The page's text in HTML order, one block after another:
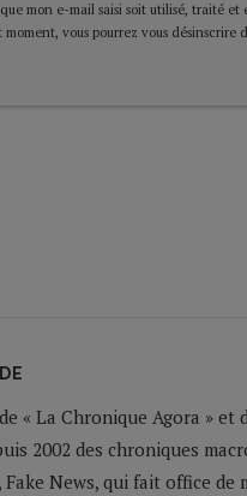
mon e-mail saisi soit utilisé, traité
vous pourrez vous
« La Chronique Agora »
2002 des chroniques
Fake News, qui fait office